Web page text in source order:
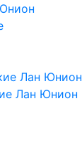
Лан Юнион
Лан Юнион